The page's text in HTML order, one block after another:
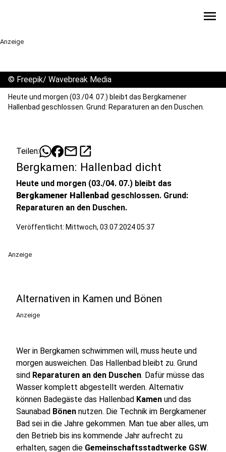
menu
Anzeige
© Freepik/ Wavebreak Media
Heute und morgen (03./04. 07.) bleibt das Bergkamener
Hallenbad geschlossen. Grund: Reparaturen an den Duschen.
Teilen: mailopen_in_new
Bergkamen: Hallenbad dicht
Heute und morgen (03./04. 07.) bleibt das
Bergkamener Hallenbad geschlossen. Grund:
Reparaturen an den Duschen.
Veröffentlicht: Mittwoch, 03.07.2024 05:37
Anzeige
Alternativen in Kamen und Bönen
Anzeige
Wer in Bergkamen schwimmen will, muss heute und
morgen ausweichen. Das Hallenbad bleibt zu. Grund
sind Reparaturen an den Duschen. Dafür müsse das
Wasser komplett abgestellt werden. Alternativ
können Badegäste das Hallenbad Kamen und das
Saunabad Bönen nutzen. Die Technik im Bergkamener
Bad sei in die Jahre gekommen. Man tue aber alles, um
den Betrieb bis ins kommende Jahr aufrecht zu
erhalten, sagen die Gemeinschaftsstadtwerke GSW.